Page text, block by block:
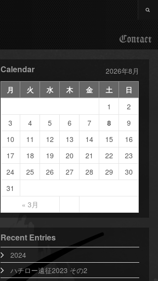
Calendar
2026年8月
月
火 水 木 金 土 日
« 3月
1
2
3
4 5 6 7 8
9
10
11 12 13 14 15
16
17
18 19 20 21 22
23
24
25 26 27 28 29
30
31
Recent Entries
2024
ハチロー遠征2023 その2